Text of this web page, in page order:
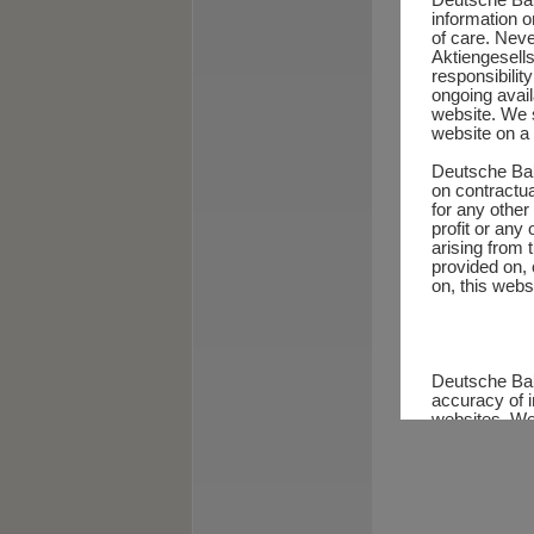
information
of care.
ongoing
website. We
website on
Deutsche
on
for any
profit or any
arising from
provided on,
on, this
Deutsche
accuracy of
websites.